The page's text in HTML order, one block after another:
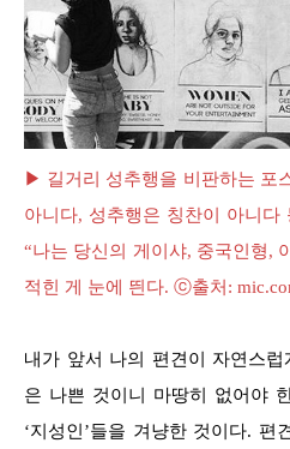
▶ 길거리 성추행을 비판하는 포
아니다, 성추행은 칭찬이 아니다
“나는 당신의 게이샤, 중국인형,
적힌 게 눈에 띈다. ⓒ출처:
내가 앞서 나의 편견이 자연스
은 나쁜 것이니 마땅히 없어야
‘지성인’들을 겨냥한 것이다. 편